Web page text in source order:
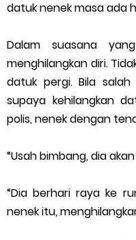
datuk nenek masa ada
Dalam suasana
menghilangkan diri.
datuk pergi. Bila
supaya kehilangkan
polis, nenek dengan
“Usah bimbang, dia
“Dia berhari raya ke
nenek itu,